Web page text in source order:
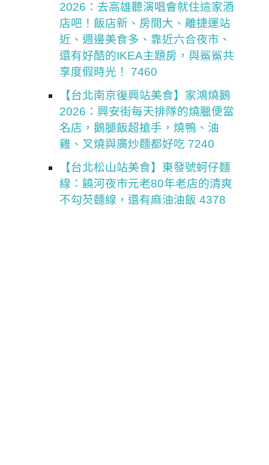
2026：去高雄聽演唱會就住這家酒
店吧！飯店新、房間大、離捷運站
近、週邊美食多、靠近六合夜市、
還有好酷的IKEA主題房，與鯊鯊共
享度假時光！ 7460
【台北南京復興站美食】家鴻燒鵝
2026：興安街每天排隊的燒臘便當
名店，鵝腿飯超搶手，燒鴨、油
雞、叉燒與廣炒麵都好吃 7240
【台北松山站美食】東發號蚵仔麵
線：饒河夜市元老80年老店的清爽
不勾芡麵線，還有麻油油飯 4378